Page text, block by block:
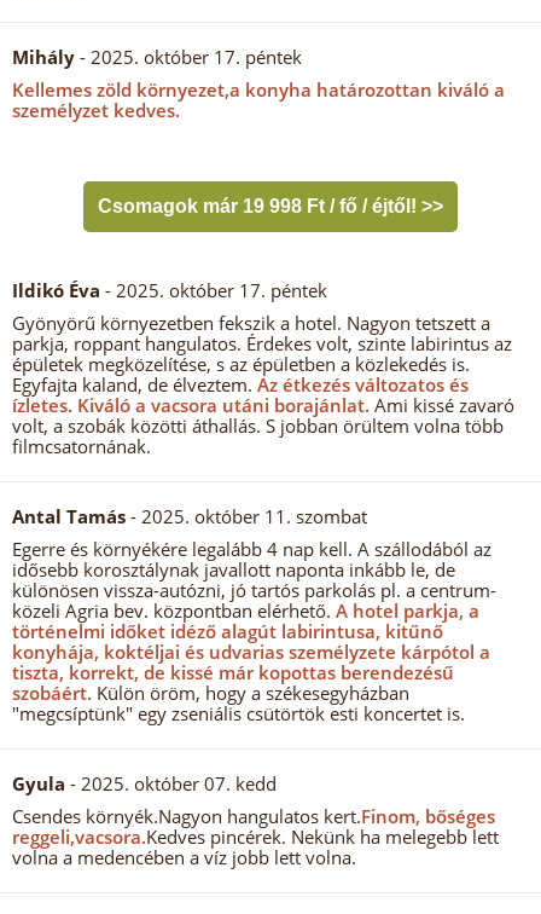
Mihály - 2025. október 17. péntek
Kellemes zöld környezet,a konyha határozottan kiváló a
személyzet kedves.
Csomagok már 19 998 Ft / fő / éjtől! >>
Ildikó Éva - 2025. október 17. péntek
Gyönyörű környezetben fekszik a hotel. Nagyon tetszett a
parkja, roppant hangulatos. Érdekes volt, szinte labirintus az
épületek megközelítése, s az épületben a közlekedés is.
Egyfajta kaland, de élveztem. Az étkezés változatos és
ízletes. Kiváló a vacsora utáni borajánlat. Ami kissé zavaró
volt, a szobák közötti áthallás. S jobban örültem volna több
filmcsatornának.
Antal Tamás - 2025. október 11. szombat
Egerre és környékére legalább 4 nap kell. A szállodából az
idősebb korosztálynak javallott naponta inkább le, de
különösen vissza-autózni, jó tartós parkolás pl. a centrum-
közeli Agria bev. központban elérhető. A hotel parkja, a
történelmi időket idéző alagút labirintusa, kitűnő
konyhája, koktéljai és udvarias személyzete kárpótol a
tiszta, korrekt, de kissé már kopottas berendezésű
szobáért. Külön öröm, hogy a székesegyházban
"megcsíptünk" egy zseniális csütörtök esti koncertet is.
Gyula - 2025. október 07. kedd
Csendes környék.Nagyon hangulatos kert.Finom, bőséges
reggeli,vacsora.Kedves pincérek. Nekünk ha melegebb lett
volna a medencében a víz jobb lett volna.